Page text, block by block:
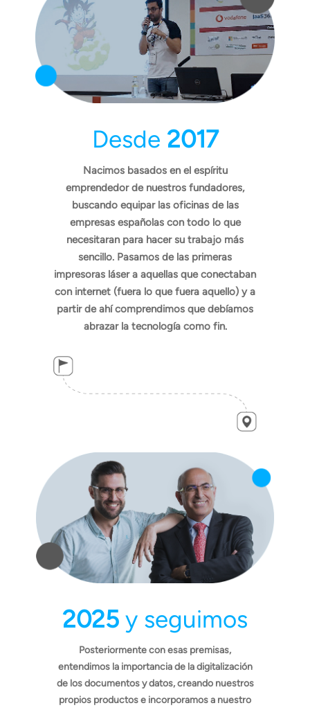
Desde 2017
Nacimos basados en el espíritu
emprendedor de nuestros fundadores,
buscando equipar las oficinas de las
empresas españolas con todo lo que
necesitaran para hacer su trabajo más
sencillo. Pasamos de las primeras
impresoras láser a aquellas que conectaban
con internet (fuera lo que fuera aquello) y a
partir de ahí comprendimos que debíamos
abrazar la tecnología como fin.
2025 y seguimos
Posteriormente con esas premisas,
entendimos la importancia de la digitalización
de los documentos y datos, creando nuestros
propios productos e incorporamos a nuestro